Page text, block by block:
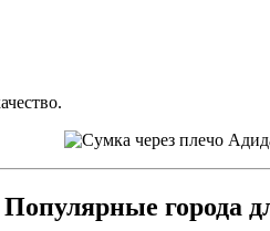
Популярные города